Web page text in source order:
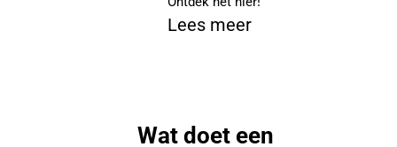
Lees meer
Wat doet een